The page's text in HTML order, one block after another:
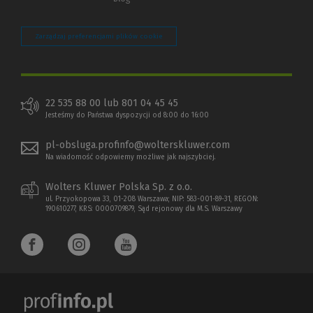
Zarządzaj preferencjami plików cookie
22 535 88 00 lub 801 04 45 45
Jesteśmy do Państwa dyspozycji od 8:00 do 16:00
pl-obsluga.profinfo@wolterskluwer.com
Na wiadomość odpowiemy możliwe jak najszybciej.
Wolters Kluwer Polska Sp. z o.o.
ul. Przyokopowa 33, 01-208 Warszawa; NIP: 583-001-89-31, REGON:
190610277, KRS: 0000709879, Sąd rejonowy dla M.S. Warszawy